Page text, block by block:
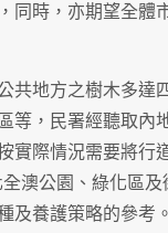
同時，亦期望全體
共地方之樹木多達
等，民署經聽取內
實際情況需要將行
澳公園、綠化區
及養護策略的參考